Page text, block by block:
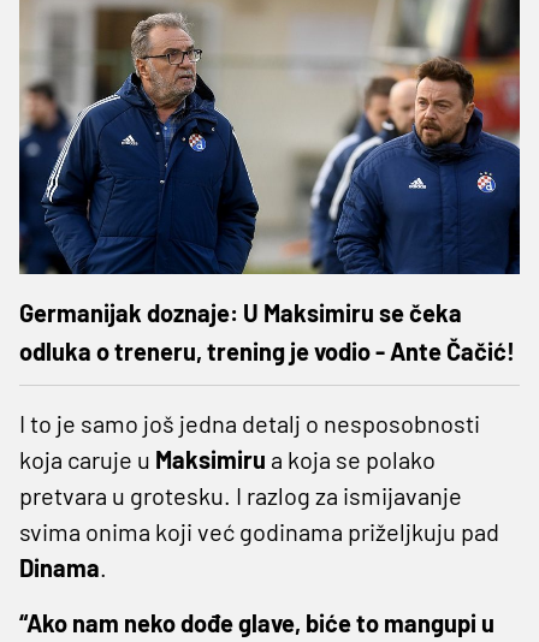
Germanijak doznaje: U Maksimiru se čeka
odluka o treneru, trening je vodio - Ante Čačić!
I to je samo još jedna detalj o nesposobnosti
koja caruje u Maksimiru a koja se polako
pretvara u grotesku. I razlog za ismijavanje
svima onima koji već godinama priželjkuju pad
Dinama.
“Ako nam neko dođe glave, biće to mangupi u